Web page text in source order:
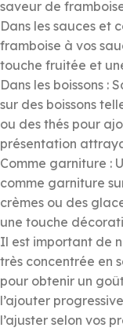
saveur de
Dans les sauces et
framboise à vos
touche fruitée et
Dans les boissons :
sur des boissons
ou des thés pour
présentation
Comme garniture :
comme garniture
crèmes ou des
une touche
Il est important de
très concentrée en
pour obtenir un
l’ajouter
l’ajuster selon vos